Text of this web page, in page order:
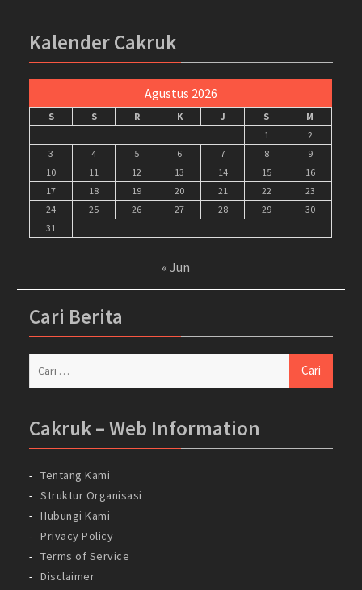
Kalender Cakruk
Agustus 2026
S S R K J S
M
1
2
3
4 5 6 7 8
9
10
11 12 13 14 15
16
17
18 19 20 21 22
23
24
25 26 27 28 29
30
31
« Jun
Cari Berita
Cakruk – Web Information
Tentang Kami
Struktur Organisasi
Hubungi Kami
Privacy Policy
Terms of Service
Disclaimer